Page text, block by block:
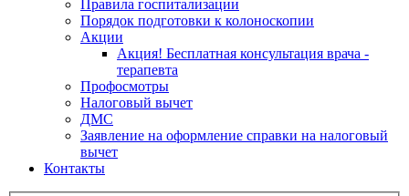
Правила госпитализации
Порядок подготовки к колоноскопии
Акции
Акция! Бесплатная консультация врача -
терапевта
Профосмотры
Налоговый вычет
ДМС
Заявление на оформление справки на налоговый
вычет
Контакты